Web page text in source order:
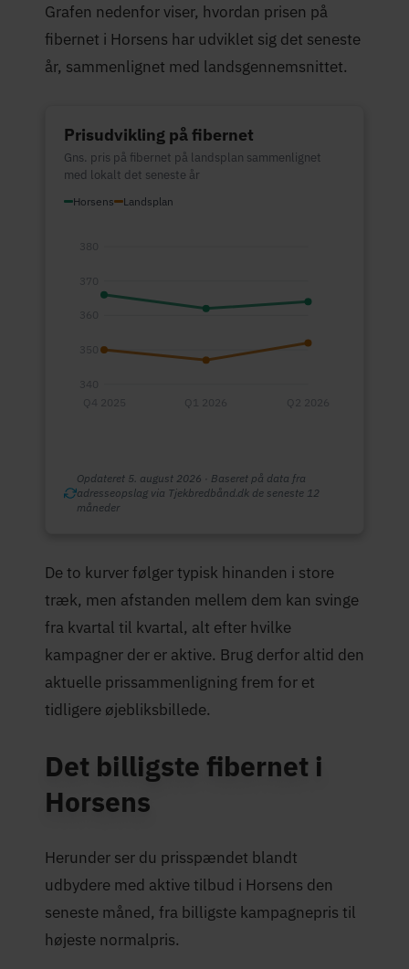
Grafen nedenfor viser, hvordan prisen på
fibernet i Horsens har udviklet sig det seneste
år, sammenlignet med landsgennemsnittet.
Prisudvikling på fibernet
Gns. pris på fibernet på landsplan sammenlignet
med lokalt det seneste år
Horsens Landsplan
380
370
360
350
340
Q4 2025
Q1 2026 Q2 2026
Opdateret 5. august 2026 · Baseret på data fra
adresseopslag via Tjekbredbånd.dk de seneste 12
måneder
De to kurver følger typisk hinanden i store
træk, men afstanden mellem dem kan svinge
fra kvartal til kvartal, alt efter hvilke
kampagner der er aktive. Brug derfor altid den
aktuelle prissammenligning frem for et
tidligere øjebliksbillede.
Det billigste fibernet i
Horsens
Herunder ser du prisspændet blandt
udbydere med aktive tilbud i Horsens den
seneste måned, fra billigste kampagnepris til
højeste normalpris.